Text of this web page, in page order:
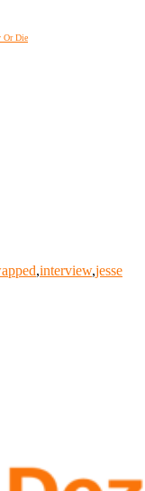
Or Die
,interview,jesse